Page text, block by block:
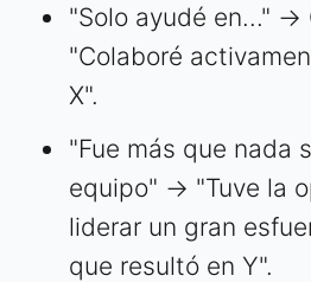
"Solo ayudé en..." →
"Colaboré
X".
"Fue más que nada
equipo" → "Tuve la
liderar un gran
que resultó en Y".